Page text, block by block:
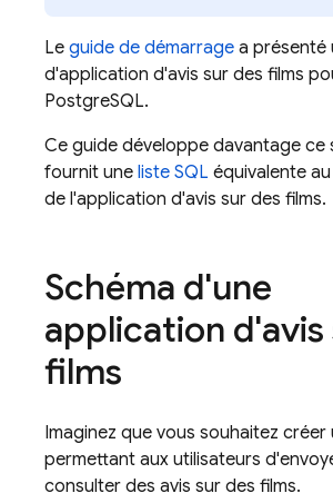
Le guide de démarrage a présenté
d'application d'avis sur des films
PostgreSQL.
Ce guide développe davantage ce
fournit une liste SQL équivalente
de l'application d'avis sur des films.
Schéma d'une
application d'avis
films
Imaginez que vous souhaitez créer
permettant aux utilisateurs
consulter des avis sur des films.